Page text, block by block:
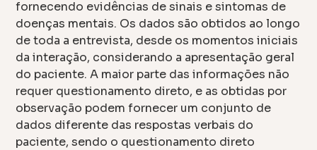
fornecendo evidências de sinais e sintomas de
doenças mentais. Os dados são obtidos ao longo
de toda a entrevista, desde os momentos iniciais
da interação, considerando a apresentação geral
do paciente. A maior parte das informações não
requer questionamento direto, e as obtidas por
observação podem fornecer um conjunto de
dados diferente das respostas verbais do
paciente, sendo o questionamento direto